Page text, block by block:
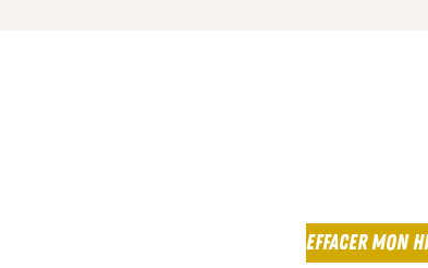
EFFACER MON